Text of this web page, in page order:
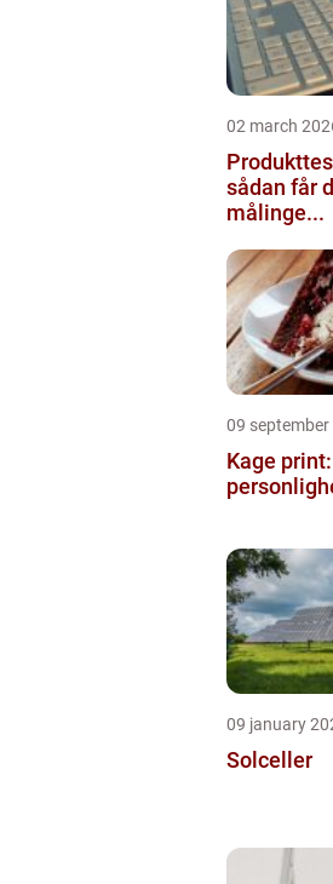
02 march
sådan får
målinge...
09
Kage
09 january
Solceller